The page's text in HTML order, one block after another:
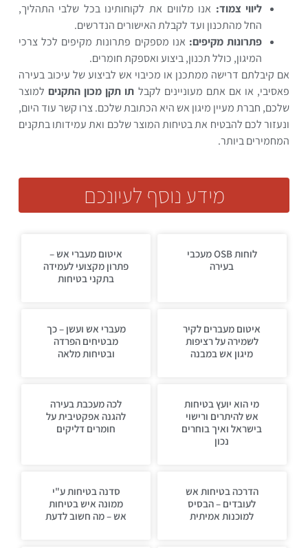
ליווי צמוד: אנו מלווים את לקוחותינו בכל שלבי התהליך,
החל מהתכנון ועד לקבלת האישורים הנדרשים.
פתרונות מקיפים: אנו מספקים פתרונות מקיפים לכל צרכי
המיגון, כולל תכנון, ביצוע ואספקת חומרים.
אם קיבלתם דרישה ממתכנן או מכיבוי אש לביצוע של עיכוב בעירה
פאסיבי, או אם אתם מעוניינים לקבל תו תקן מכון התקנים למוצר
שלכם, חברת מעיין מיגון אש היא הכתובת שלכם. צרו קשר עוד היום,
ונעזור לכם להבטיח את בטיחות המוצר שלכם ואת עמידותו בתקנים
המחמירים ביותר.
מידע נוסף לעיונכם
לוחות OSB מעכבי
בעירה
איטום מעברי אש –
פתרון מקצועי לעמידה
בתקני בטיחות
איטום מעברים לקיר
לשמירה על רציפות
מיגון אש במבנה
מעברי אש ועשן – כך
מבטיחים הפרדה
ובטיחות מלאה
מי הוא יועץ בטיחות
אש להיתרים ורישוי
בישראל ואיך בוחרים
נכון
לכה מעכבת בעירה
להגנה אפקטיבית על
חומרים דליקים
הדרכה בטיחות אש
לעובדים – הבסיס
למוכנות אמיתית
סדנה בטיחות ע"י
ממונה איש בטיחות
אש – מה חשוב לדעת